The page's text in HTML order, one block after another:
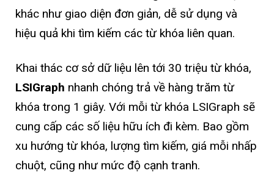
khác như giao diện đơn giản, dễ sử dụng và
hiệu quả khi tìm kiếm các từ khóa liên quan.
Khai thác cơ sở dữ liệu lên tới 30 triệu từ khóa,
LSIGraph nhanh chóng trả về hàng trăm từ
khóa trong 1 giây. Với mỗi từ khóa LSIGraph sẽ
cung cấp các số liệu hữu ích đi kèm. Bao gồm
xu hướng từ khóa, lượng tìm kiếm, giá mỗi nhấp
chuột, cũng như mức độ cạnh tranh.